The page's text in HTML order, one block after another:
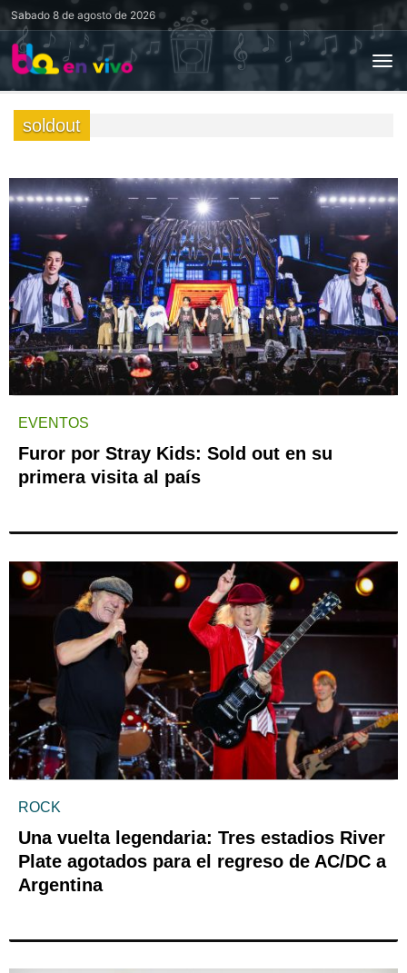
Sabado 8 de agosto de 2026
soldout
EVENTOS
Furor por Stray Kids: Sold out en su
primera visita al país
ROCK
Una vuelta legendaria: Tres estadios River
Plate agotados para el regreso de AC/DC a
Argentina